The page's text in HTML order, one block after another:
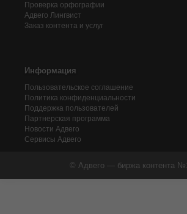
Проверка орфографии
Адвего Лингвист
Заказ контента и услуг
Информация
Пользовательское соглашение
Политика конфиденциальности
Поддержка пользователей
Партнерская программа
Новости Адвего
Сервисы Адвего
© Адвего — биржа контента